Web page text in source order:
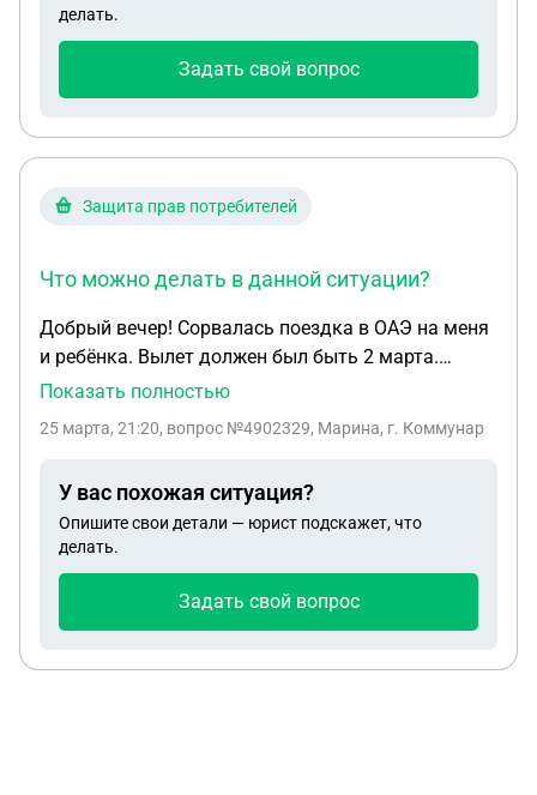
причиненный ущерб и производить ремонт
общего имущества в квартире?
делать.
Задать свой вопрос
Защита прав потребителей
Что можно делать в данной ситуации?
Добрый вечер! Сорвалась поездка в ОАЭ на меня
и ребёнка. Вылет должен был быть 2 марта.
Написали заявление на возврат средств в
месяц получили ответ, что лучше пере
хотим вернуть деньги, что ждать нам их не
раньше декабря 2026 года. Ссылаются на то, что
деньги будут возвращены из фпо. И нас внесут в
+ 60 дней. Хотя везде прописано, что по закону
дней. Максимальная задержка возможна до 2
Показать полностью
25 марта, 21:20, вопрос №4902329, Марина, г. Коммунар
У вас похожая ситуация?
Опишите свои детали — юрист подскажет, что
делать.
Задать свой вопрос